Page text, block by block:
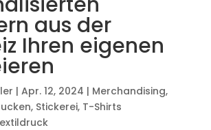
aus der
Ihren eigenen
| Apr. 12, 2024 | Merchandising,
, Stickerei, T-Shirts